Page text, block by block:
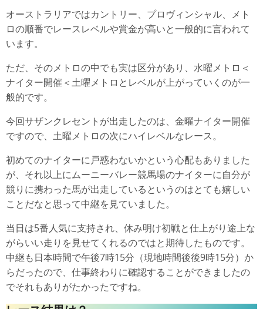
オーストラリアではカントリー、プロヴィンシャル、メト
ロの順番でレースレベルや賞金が高いと一般的に言われて
います。
ただ、そのメトロの中でも実は区分があり、水曜メトロ＜
ナイター開催＜土曜メトロとレベルが上がっていくのが一
般的です。
今回サザンクレセントが出走したのは、金曜ナイター開催
ですので、土曜メトロの次にハイレベルなレース。
初めてのナイターに戸惑わないかという心配もありました
が、それ以上にムーニーバレー競馬場のナイターに自分が
競りに携わった馬が出走しているというのはとても嬉しい
ことだなと思って中継を見ていました。
当日は5番人気に支持され、休み明け初戦と仕上がり途上な
がらいい走りを見せてくれるのではと期待したものです。
中継も日本時間で午後7時15分（現地時間後後9時15分）か
らだったので、仕事終わりに確認することができましたの
でそれもありがたかったですね。